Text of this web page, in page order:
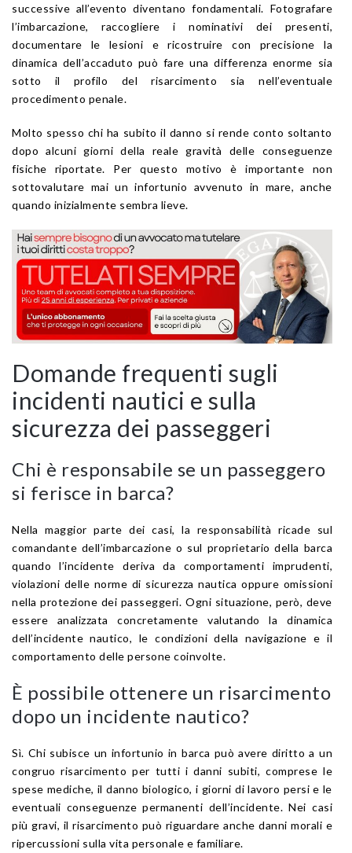
successive all’evento diventano fondamentali. Fotografare
l’imbarcazione, raccogliere i nominativi dei presenti,
documentare le lesioni e ricostruire con precisione la
dinamica dell’accaduto può fare una differenza enorme sia
sotto il profilo del risarcimento sia nell’eventuale
procedimento penale.
Molto spesso chi ha subito il danno si rende conto soltanto
dopo alcuni giorni della reale gravità delle conseguenze
fisiche riportate. Per questo motivo è importante non
sottovalutare mai un infortunio avvenuto in mare, anche
quando inizialmente sembra lieve.
Domande frequenti sugli
incidenti nautici e sulla
sicurezza dei passeggeri
Chi è responsabile se un passeggero
si ferisce in barca?
Nella maggior parte dei casi, la responsabilità ricade sul
comandante dell’imbarcazione o sul proprietario della barca
quando l’incidente deriva da comportamenti imprudenti,
violazioni delle norme di sicurezza nautica oppure omissioni
nella protezione dei passeggeri. Ogni situazione, però, deve
essere analizzata concretamente valutando la dinamica
dell’incidente nautico, le condizioni della navigazione e il
comportamento delle persone coinvolte.
È possibile ottenere un risarcimento
dopo un incidente nautico?
Sì. Chi subisce un infortunio in barca può avere diritto a un
congruo risarcimento per tutti i danni subiti, comprese le
spese mediche, il danno biologico, i giorni di lavoro persi e le
eventuali conseguenze permanenti dell’incidente. Nei casi
più gravi, il risarcimento può riguardare anche danni morali e
ripercussioni sulla vita personale e familiare.